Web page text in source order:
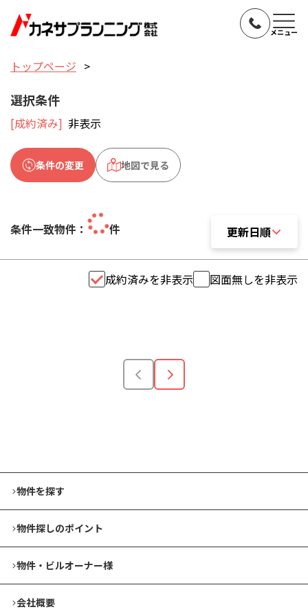
メニュー
トップページ
選択条件
[成約済み] 非表示
条件の変更 地図で見る
条件一致物件： 件 更新日順
更新日順
成約済みを非表示 図面無しを非表示
物件を探す
物件探しのポイント
物件・ビルオーナー様
会社概要